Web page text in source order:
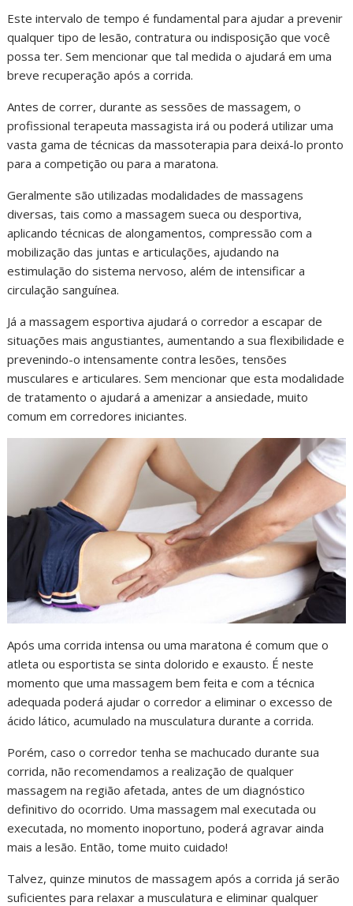
Este intervalo de tempo é fundamental para ajudar a prevenir
qualquer tipo de lesão, contratura ou indisposição que você
possa ter. Sem mencionar que tal medida o ajudará em uma
breve recuperação após a corrida.
Antes de correr, durante as sessões de massagem, o
profissional terapeuta massagista irá ou poderá utilizar uma
vasta gama de técnicas da massoterapia para deixá-lo pronto
para a competição ou para a maratona.
Geralmente são utilizadas modalidades de massagens
diversas, tais como a massagem sueca ou desportiva,
aplicando técnicas de alongamentos, compressão com a
mobilização das juntas e articulações, ajudando na
estimulação do sistema nervoso, além de intensificar a
circulação sanguínea.
Já a massagem esportiva ajudará o corredor a escapar de
situações mais angustiantes, aumentando a sua flexibilidade e
prevenindo-o intensamente contra lesões, tensões
musculares e articulares. Sem mencionar que esta modalidade
de tratamento o ajudará a amenizar a ansiedade, muito
comum em corredores iniciantes.
Após uma corrida intensa ou uma maratona é comum que o
atleta ou esportista se sinta dolorido e exausto. É neste
momento que uma massagem bem feita e com a técnica
adequada poderá ajudar o corredor a eliminar o excesso de
ácido lático, acumulado na musculatura durante a corrida.
Porém, caso o corredor tenha se machucado durante sua
corrida, não recomendamos a realização de qualquer
massagem na região afetada, antes de um diagnóstico
definitivo do ocorrido. Uma massagem mal executada ou
executada, no momento inoportuno, poderá agravar ainda
mais a lesão. Então, tome muito cuidado!
Talvez, quinze minutos de massagem após a corrida já serão
suficientes para relaxar a musculatura e eliminar qualquer